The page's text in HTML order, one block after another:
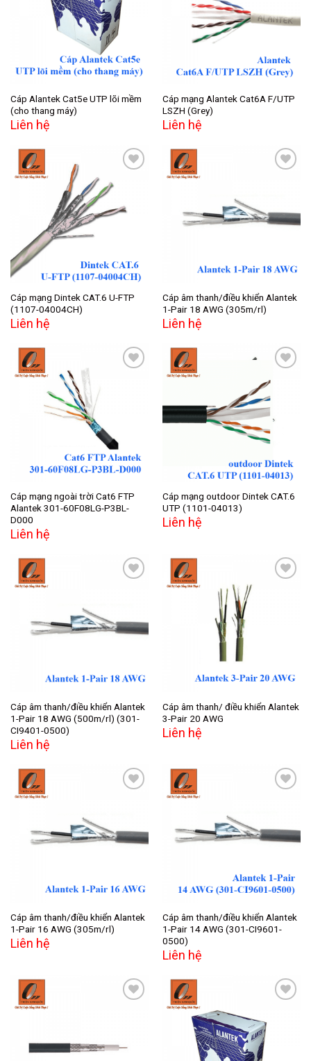
Add to
wishlist
Cáp Alantek Cat5e UTP lõi mềm
(cho thang máy)
Liên hệ
wishlist
Cáp mạng Alantek Cat6A F/UTP
LSZH (Grey)
Liên hệ
Add to
wishlist
Cáp mạng Dintek CAT.6 U-FTP
(1107-04004CH)
Liên hệ
wishlist
Cáp âm thanh/điều khiển Alantek
1-Pair 18 AWG (305m/rl)
Liên hệ
Cáp mạng ngoài trời Cat6 FTP
Alantek 301-60F08LG-P3BL-
D000
Liên hệ
Add to
Cáp mạng outdoor Dintek CAT.6
UTP (1101-04013)
Liên hệ
wishlist
Cáp âm thanh/điều khiển Alantek
1-Pair 18 AWG (500m/rl) (301-
CI9401-0500)
Liên hệ
Cáp âm thanh/ điều khiển Alantek
3-Pair 20 AWG
Liên hệ
wishlist
Cáp âm thanh/điều khiển Alantek
1-Pair 16 AWG (305m/rl)
Liên hệ
wishlist
Cáp âm thanh/điều khiển Alantek
1-Pair 14 AWG (301-CI9601-
0500)
Liên hệ
wishlist